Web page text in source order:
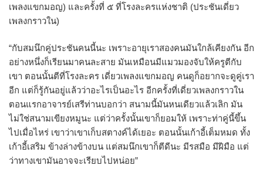
เพลงแขกมอญ) และครั้งที่ ๕ ที่โรงละครแห่งชาติ (ประชันเดี่ยว
เพลงกราวใน)
“กับสมนึกคู่ประชันคนนี้นะ เพราะอายุเราสองคนมันใกล้เคียงกัน อีก
อย่างหนึ่งก็เรียนมาคนละสาย มันเหมือนมีแมวมองจับให้ครูตีกับ
เขา ตอนนั้นตีที่โรงละคร เดี่ยวเพลงแขกมอญ คนดูก็อยากจะดูคู่เรา
อีก แต่ก็รู้กันอยู่แล้วว่าอะไรเป็นอะไร อีกครั้งที่เดี่ยวเพลงกราวใน
ตอนแรกอาจารย์เสรีท่านบอกว่า สนามนี้มันหนเดียวแล้วเลิก มัน
ไม่ใช่สนามเขียงหมูนะ แต่ว่าครั้งนั้นเขาก็ยอมให้ เพราะท่าคู่นี้ขึ้น
ไปเมื่อไหร่ เขาว่าเขาเก็บสตางค์ได้เยอะ ตอนนั้นเก้าอี้เต็มหมด ทั้ง
เก้าอี้เสริม ข้างล่างข้างบน แต่สมนึกเขาก็ตีดีนะ มีรสมือ มีฝีมือ แต่
ว่าทางเขามันอาจจะเรียบไปหน่อย”